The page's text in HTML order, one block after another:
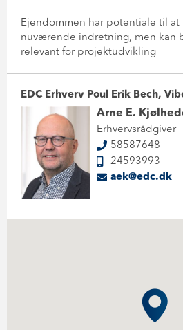
Ejendommen har potentiale til
nuværende indretning, men kan
relevant for projektudvikling
EDC Erhverv Poul Erik Bech,
Arne E.
Erhvervsrådgiver
58587648
24593993
aek@edc.dk